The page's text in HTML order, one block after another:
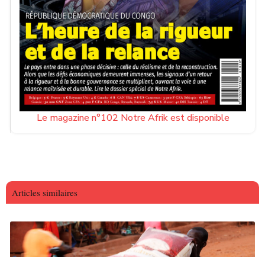
Le magazine n°102 Notre Afrik est disponible
Articles similaires